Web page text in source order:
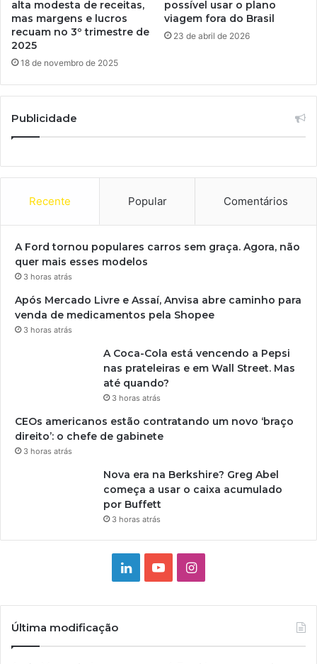
alta modesta de receitas,
mas margens e lucros
recuam no 3º trimestre de
2025
18 de novembro de 2025
possível usar o plano
viagem fora do Brasil
23 de abril de 2026
Publicidade
Recente Popular Comentários
A Ford tornou populares carros sem graça. Agora, não
quer mais esses modelos
3 horas atrás
Após Mercado Livre e Assaí, Anvisa abre caminho para
venda de medicamentos pela Shopee
3 horas atrás
A Coca-Cola está vencendo a Pepsi
nas prateleiras e em Wall Street. Mas
até quando?
3 horas atrás
CEOs americanos estão contratando um novo ‘braço
direito’: o chefe de gabinete
3 horas atrás
Nova era na Berkshire? Greg Abel
começa a usar o caixa acumulado
por Buffett
3 horas atrás
LinkedinYouTubeInstagram
Última modificação